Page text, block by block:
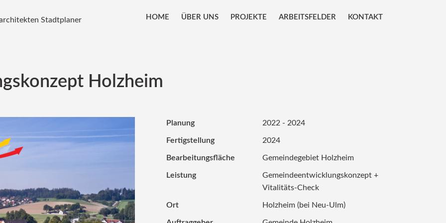
Stadtplaner HOME ÜBER UNS PROJEKTE ARBEITSFELDER KONTAKT
Holzheim
Planung 2022 - 2024
Fertigstellung 2024
Bearbeitungsfläche Gemeindegebiet Holzheim
Leistung
Gemeindeentwicklungskonzept +
Vitalitäts-Check
Ort Holzheim (bei Neu-Ulm)